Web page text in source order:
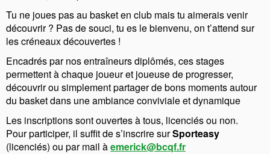
Tu ne joues pas au basket en club mais tu aimerais venir
découvrir ? Pas de souci, tu es le bienvenu, on t’attend sur
les créneaux découvertes !
Encadrés par nos entraîneurs diplômés, ces stages
permettent à chaque joueur et joueuse de progresser,
découvrir ou simplement partager de bons moments autour
du basket dans une ambiance conviviale et dynamique
Les inscriptions sont ouvertes à tous, licenciés ou non.
Pour participer, il suffit de s’inscrire surSporteasy
(licenciés) ou par mail àemerick@bcqf.fr